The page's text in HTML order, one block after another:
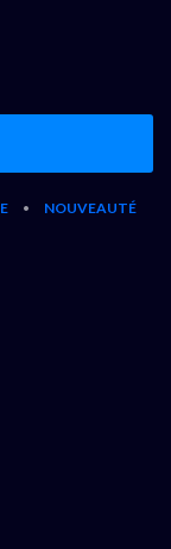
•
NOUVEAUTÉ